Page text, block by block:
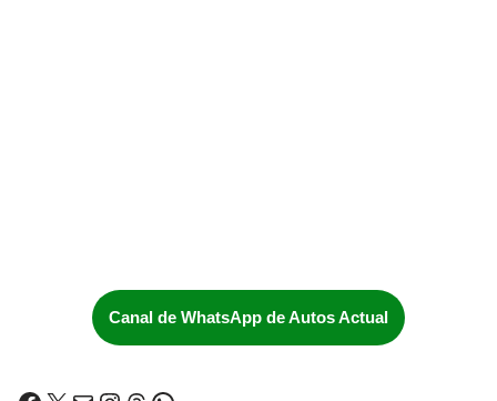
Canal de WhatsApp de Autos Actual